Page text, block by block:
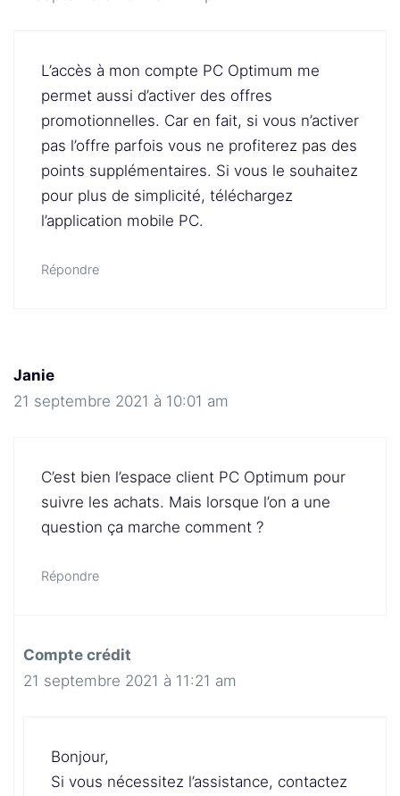
L’accès à mon compte PC Optimum me
permet aussi d’activer des offres
promotionnelles. Car en fait, si vous n’activer
pas l’offre parfois vous ne profiterez pas des
points supplémentaires. Si vous le souhaitez
pour plus de simplicité, téléchargez
l’application mobile PC.
Répondre
Janie
21 septembre 2021 à 10:01 am
C’est bien l’espace client PC Optimum pour
suivre les achats. Mais lorsque l’on a une
question ça marche comment ?
Répondre
Compte crédit
21 septembre 2021 à 11:21 am
Bonjour,
Si vous nécessitez l’assistance, contactez